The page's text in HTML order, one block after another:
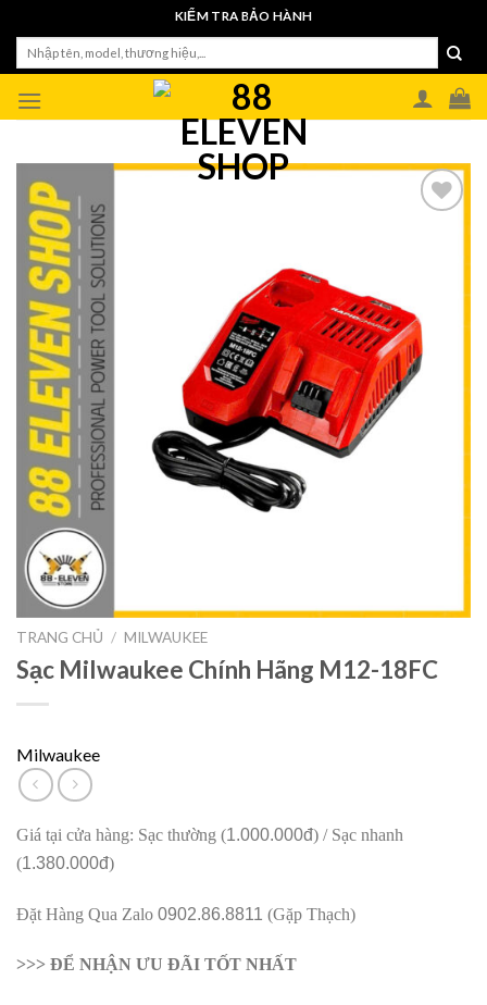
content
KIỂM TRA BẢO HÀNH
TRANG CHỦ / MILWAUKEE
Sạc Milwaukee Chính Hãng M12-18FC
Milwaukee
Giá tại cửa hàng: Sạc thường (1.000.000đ) / Sạc nhanh
(1.380.000đ)
Đặt Hàng Qua Zalo 0902.86.8811 (Gặp Thạch)
>>> ĐỂ NHẬN ƯU ĐÃI TỐT NHẤT